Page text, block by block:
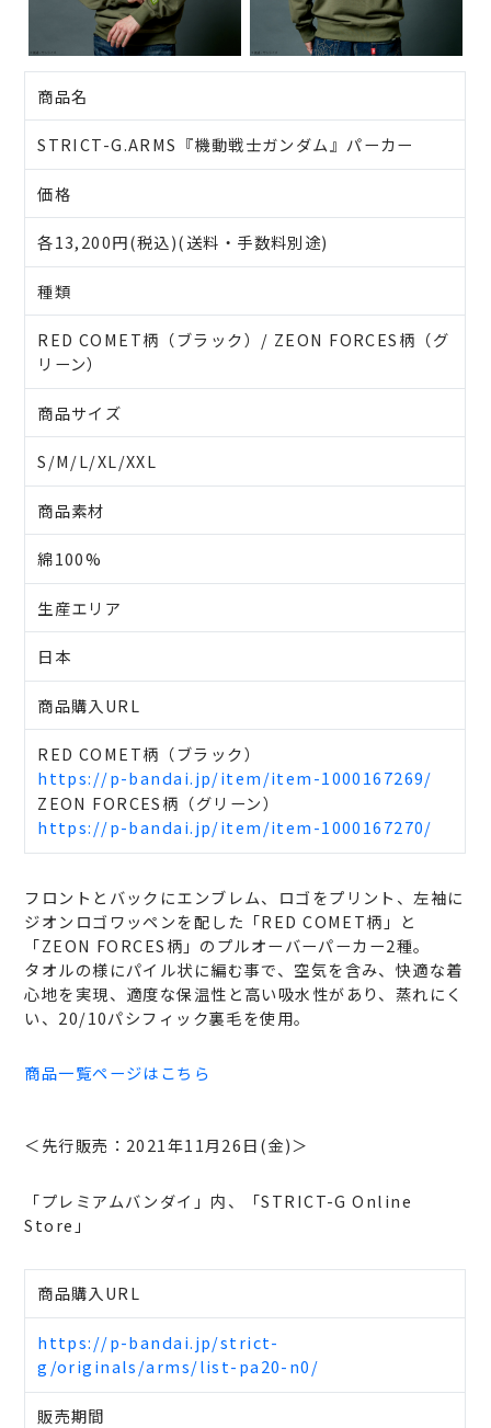
商品名
STRICT-G.ARMS『機動戦士ガンダム』パーカー
価格
各13,200円(税込)(送料・手数料別途)
種類
RED COMET柄（ブラック）/ ZEON FORCES柄（グ
リーン）
商品サイズ
S/M/L/XL/XXL
商品素材
綿100%
生産エリア
日本
商品購入URL
RED COMET柄（ブラック）
https://p-bandai.jp/item/item-1000167269/
ZEON FORCES柄（グリーン）
https://p-bandai.jp/item/item-1000167270/
フロントとバックにエンブレム、ロゴをプリント、左袖に
ジオンロゴワッペンを配した「RED COMET柄」と
「ZEON FORCES柄」のプルオーバーパーカー2種。
タオルの様にパイル状に編む事で、空気を含み、快適な着
心地を実現、適度な保温性と高い吸水性があり、蒸れにく
い、20/10パシフィック裏毛を使用。
商品一覧ページはこちら
＜先行販売：2021年11月26日(金)＞
「プレミアムバンダイ」内、「STRICT-G Online
Store」
商品購入URL
https://p-bandai.jp/strict-
g/originals/arms/list-pa20-n0/
販売期間